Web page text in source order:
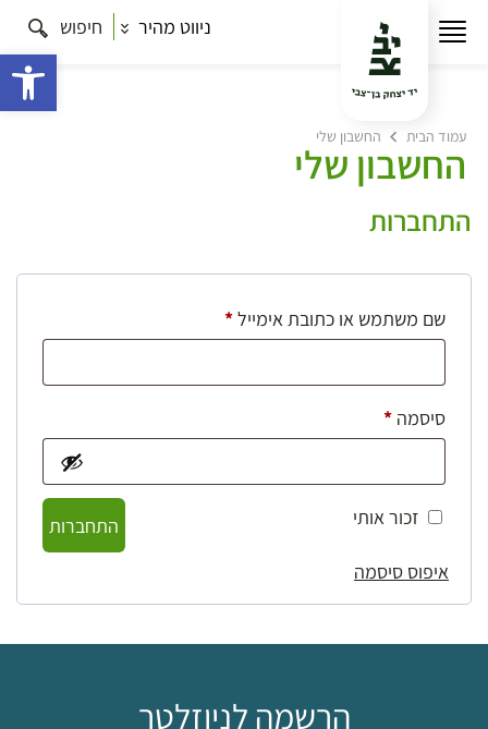
ניווט מהיר חיפוש
עמוד הבית החשבון שלי
החשבון שלי
התחברות
שם משתמש או כתובת אימייל*חובה
סיסמה *חובה
זכור אותי
התחברות
איפוס סיסמה
הרשמה לניוזלטר